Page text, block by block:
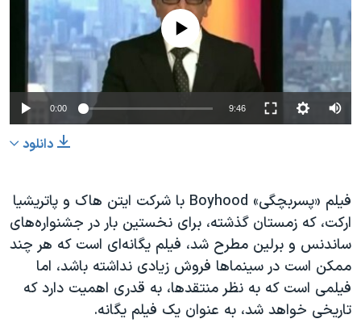
فرهنگ و زندگی
حقوق شهروندی
اقتصادی
علم و فناوری
مستندها
انتخابات ریاست جمهوری آمریکا ۲۰۲۴
حمله جمهوری اسلامی به اسرائیل
رمز مهسا
تریبونال مردمی آبان ۹۸
دادگاه حمید نوری
چهل سال گروگان‌گیری
قانون شفافیت دارائی کادر رهبری ایران
دنبال کنید
زبانهای مختلف
No media source currently available
0:00 9:46
دانلود
فیلم «پسربچگی» Boyhood با شرکت ایتن هاک و پاتریشیا
ارکت، که زمستان گذشته، برای نخستین بار در جشنواره‌های
ساندنس و برلین مطرح شد، فیلم یگانه‌ای است که هر چند
ممکن است در سینماها فروش زیادی نداشته باشد، اما
فیلمی است که به نظر منتقدها، به قدری اهمیت دارد که
تاریخی خواهد شد، به عنوان یک فیلم یگانه.